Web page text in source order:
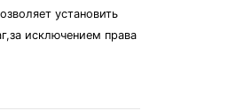
установить
исключением права